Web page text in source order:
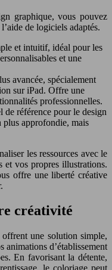
graphique, vous pouvez
de logiciels adaptés.
et intuitif, idéal pour les
et une
avancée, spécialement
sur iPad. Offre une
professionnelles.
référence pour le design
plus approfondie, mais
les ressources avec le
et vos propres illustrations.
offre une liberté créative
créativité
une solution simple,
animations d’établissement
En favorisant la détente,